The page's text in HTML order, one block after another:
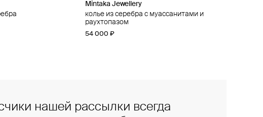
Mintaka Jewellery
колье из серебра с муассанитами и
раухтопазом
54 000 ₽
нашей рассылки всегда